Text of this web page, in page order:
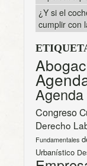
¿Y si el
cumplir con
Congreso
Derecho
Fundamentales
Urbanístico